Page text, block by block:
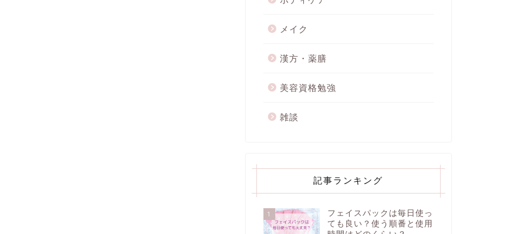
メイク
漢方・薬膳
美容資格勉強
雑談
記事ランキング
1
フェイスパックは毎日使っ
ても良い？使う順番と使用